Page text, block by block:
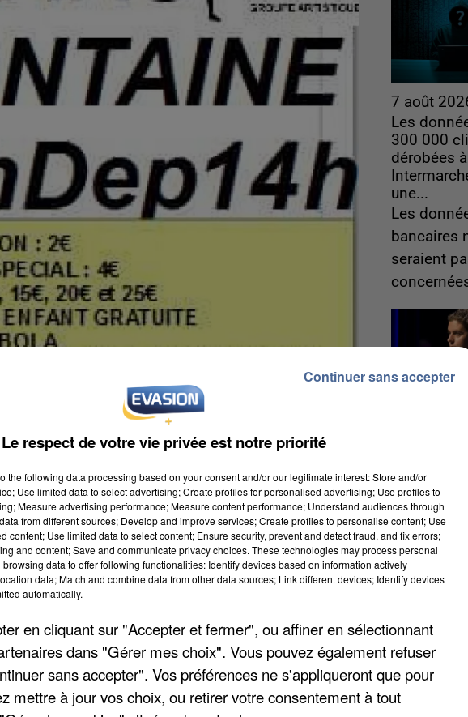
7 août
Les
300 000
dérobées à
une...
Les
bancaires
seraient
Gabriel
par des
Sollicité,
Lecornu
un "travail
commun"
partis à la
Le respect de votre vie privée est notre priorité
the following data processing based on your consent and/or our legitimate interest: Store and/or
Use limited data to select advertising; Create profiles for personalised advertising; Use profiles to
Measure advertising performance; Measure content performance; Understand audiences through
from different sources; Develop and improve services; Create profiles to personalise content; Use
content; Use limited data to select content; Ensure security, prevent and detect fraud, and fix errors;
and content; Save and communicate privacy choices. These technologies may process personal
data to offer following functionalities: Identify devices based on information actively
data; Match and combine data from other data sources; Link different devices; Identify devices
automatically.
en cliquant sur "Accepter et fermer", ou affiner en sélectionnant
dans "Gérer mes choix". Vous pouvez également refuser
sans accepter". Vos préférences ne s'appliqueront que pour
mettre à jour vos choix, ou retirer votre consentement à tout
Continuer sans accepter